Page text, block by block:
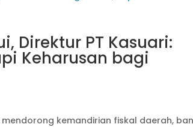
Direktur PT Kasuari:
Keharusan bagi
kemandirian fiskal daerah,